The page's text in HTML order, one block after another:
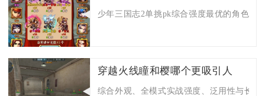
少年三国志2单挑pk综合强度最优的角色为
穿越火线瞳和樱哪个更吸引人
综合外观、全模式实战强度、泛用性与长